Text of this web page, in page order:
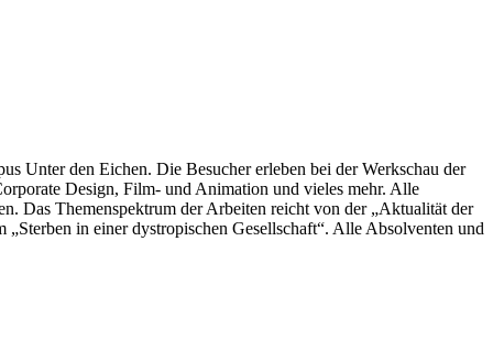
Unter den Eichen. Die Besucher erleben bei der Werkschau der
Design, Film- und Animation und vieles mehr. Alle
Das Themenspektrum der Arbeiten reicht von der „Aktualität der
in einer dystropischen Gesellschaft“. Alle Absolventen und